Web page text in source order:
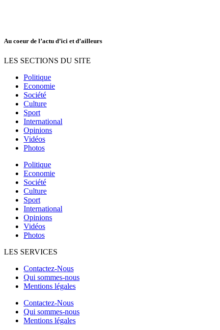
Au coeur de l’actu d’ici et d’ailleurs
LES SECTIONS DU SITE
Politique
Economie
Société
Culture
Sport
International
Opinions
Vidéos
Photos
Politique
Economie
Société
Culture
Sport
International
Opinions
Vidéos
Photos
LES SERVICES
Contactez-Nous
Qui sommes-nous
Mentions légales
Contactez-Nous
Qui sommes-nous
Mentions légales